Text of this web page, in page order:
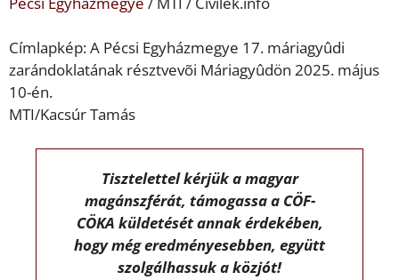
Címlapkép: A Pécsi Egyházmegye 17. máriagyûdi
zarándoklatának résztvevõi Máriagyûdön 2025. május
10-én.
MTI/Kacsúr Tamás
Tisztelettel kérjük a magyar
magánszférát, támogassa a CÖF-
CÖKA küldetését annak érdekében,
hogy még eredményesebben, együtt
szolgálhassuk a közjót!